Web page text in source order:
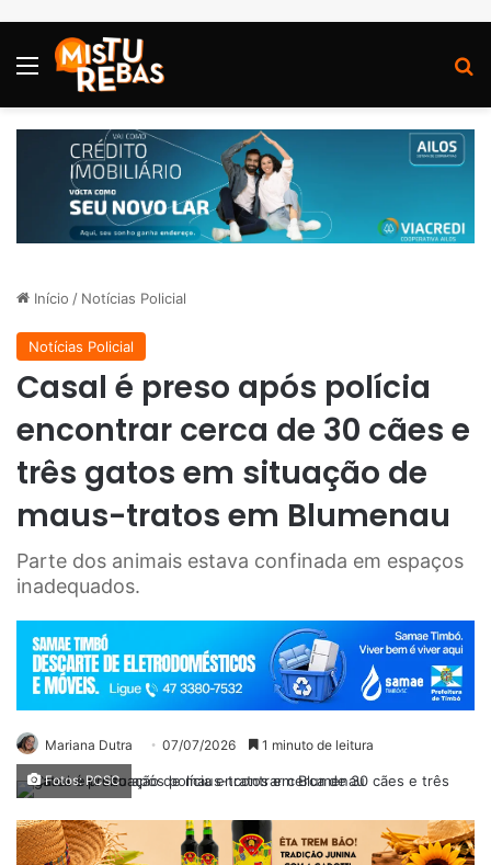
Menu
Início / Notícias Policial
Notícias Policial
Casal é preso após polícia
encontrar cerca de 30 cães e
três gatos em situação de
maus-tratos em Blumenau
Parte dos animais estava confinada em espaços
inadequados.
Mariana Dutra 07/07/2026 1 minuto de leitura
Fotos: PCSC